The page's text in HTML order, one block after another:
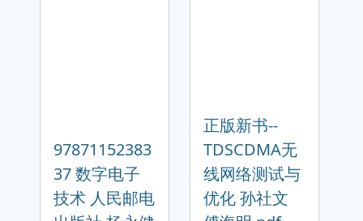
97871152383
37 数字电子
技术 人民邮电
正版新书--
TDSCDMA无
线网络测试与
优化 孙社文